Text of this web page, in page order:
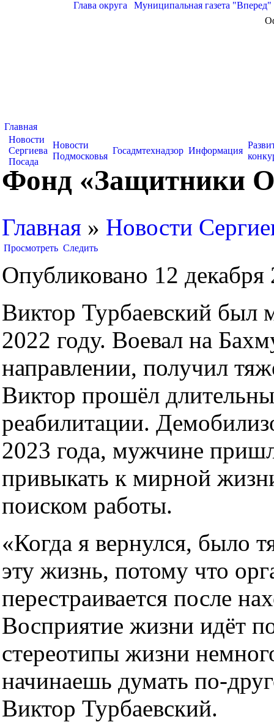
Глава округа Муниципальная газета "Вперед"
Главная
Новости
Сергиева
Посада
Новости
Подмосковья
Госадмтехнадзор Информация
Фонд «Защитники
Главная » Новости
Просмотреть Следить
Опубликовано 12 декабря
Виктор Турбаевский был
2022 году. Воевал на
направлении, получил
Виктор прошёл
реабилитации.
2023 года, мужчине
привыкать к мирной
поиском работы.
«Когда я вернулся, было
эту жизнь, потому что
перестраивается после
Восприятие жизни идёт
стереотипы жизни
начинаешь думать по-
Виктор Турбаевский.